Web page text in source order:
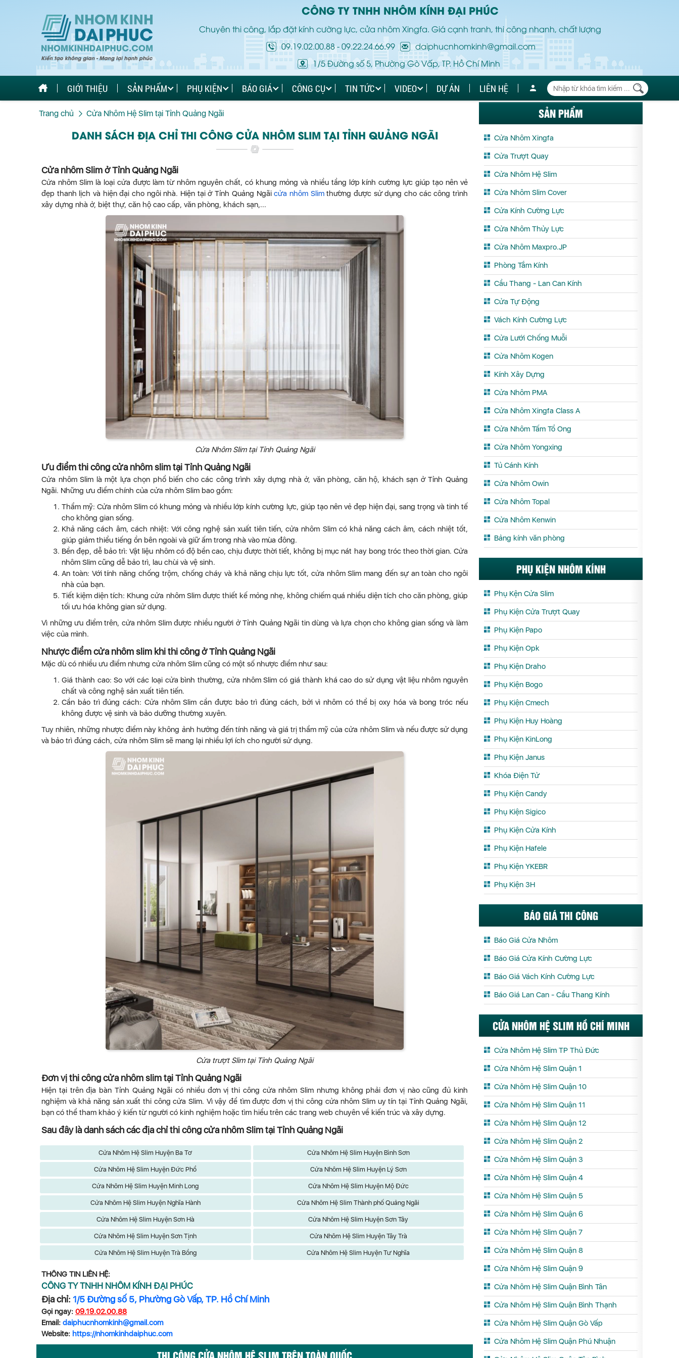
CÔNG TY TNHH NHÔM KÍNH ĐẠI PHÚC
Chuyên thi công, lắp đặt kính cường lực, cửa nhôm Xingfa. Giá cạnh tranh, thi công nhanh, chất lượng
09.19.02.00.88-09.22.24.66.99
daiphucnhomkinh@gmail.com
1/5 Đường số 5, Phường Gò Vấp, TP. Hồ Chí Minh
GIỚI THIỆU SẢN PHẨM PHỤ KIỆN BÁO GIÁ CÔNG CỤ TIN TỨC VIDEO DỰ ÁN LIÊN HỆ
Trang chủ Cửa Nhôm Hệ Slim tại Tỉnh Quảng Ngãi
DANH SÁCH ĐỊA CHỈ THI CÔNG CỬA NHÔM SLIM TẠI TỈNH QUẢNG NGÃI
Cửa nhôm Slim ở Tỉnh Quảng Ngãi
Cửa nhôm Slim là loại cửa được làm từ nhôm nguyên chất, có khung mỏng và nhiều tầng lớp kính cường lực giúp tạo nên vẻ
đẹp thanh lịch và hiện đại cho ngôi nhà. Hiện tại ở Tỉnh Quảng Ngãicửa nhôm Slimthường được sử dụng cho các công trình
xây dựng nhà ở, biệt thự, căn hộ cao cấp, văn phòng, khách sạn,...
Cửa Nhôm Slim tại Tỉnh Quảng Ngãi
Ưu điểm thi công cửa nhôm slim tại Tỉnh Quảng Ngãi
Cửa nhôm Slim là một lựa chọn phổ biến cho các công trình xây dựng nhà ở, văn phòng, căn hộ, khách sạn ở Tỉnh Quảng
Ngãi. Những ưu điểm chính của cửa nhôm Slim bao gồm:
Thẩm mỹ: Cửa nhôm Slim có khung mỏng và nhiều lớp kính cường lực, giúp tạo nên vẻ đẹp hiện đại, sang trọng và tinh tế
cho không gian sống.
Khả năng cách âm, cách nhiệt: Với công nghệ sản xuất tiên tiến, cửa nhôm Slim có khả năng cách âm, cách nhiệt tốt,
giúp giảm thiểu tiếng ồn bên ngoài và giữ ấm trong nhà vào mùa đông.
Bền đẹp, dễ bảo trì: Vật liệu nhôm có độ bền cao, chịu được thời tiết, không bị mục nát hay bong tróc theo thời gian. Cửa
nhôm Slim cũng dễ bảo trì, lau chùi và vệ sinh.
An toàn: Với tính năng chống trộm, chống cháy và khả năng chịu lực tốt, cửa nhôm Slim mang đến sự an toàn cho ngôi
nhà của bạn.
Tiết kiệm diện tích: Khung cửa nhôm Slim được thiết kế mỏng nhẹ, không chiếm quá nhiều diện tích cho căn phòng, giúp
tối ưu hóa không gian sử dụng.
Vì những ưu điểm trên, cửa nhôm Slim được nhiều người ở Tỉnh Quảng Ngãi tin dùng và lựa chọn cho không gian sống và làm
việc của mình.
Nhược điểm cửa nhôm slim khi thi công ở Tỉnh Quảng Ngãi
Mặc dù có nhiều ưu điểm nhưng cửa nhôm Slim cũng có một số nhược điểm như sau:
Giá thành cao: So với các loại cửa bình thường, cửa nhôm Slim có giá thành khá cao do sử dụng vật liệu nhôm nguyên
chất và công nghệ sản xuất tiên tiến.
Cần bảo trì đúng cách: Cửa nhôm Slim cần được bảo trì đúng cách, bởi vì nhôm có thể bị oxy hóa và bong tróc nếu
không được vệ sinh và bảo dưỡng thường xuyên.
Tuy nhiên, những nhược điểm này không ảnh hưởng đến tính năng và giá trị thẩm mỹ của cửa nhôm Slim và nếu được sử dụng
và bảo trì đúng cách, cửa nhôm Slim sẽ mang lại nhiều lợi ích cho người sử dụng.
Cửa trượt Slim tại Tỉnh Quảng Ngãi
Đơn vị thi công cửa nhôm slim tại Tỉnh Quảng Ngãi
Hiện tại trên địa bàn Tỉnh Quảng Ngãi có nhiều đơn vị thi công cửa nhôm Slim nhưng không phải đơn vị nào cũng đủ kinh
nghiệm và khả năng sản xuất thi công cửa Slim. Vì vậy để tìm được đơn vị thi công cửa nhôm Slim uy tín tại Tỉnh Quảng Ngãi,
bạn có thể tham khảo ý kiến từ người có kinh nghiệm hoặc tìm hiểu trên các trang web chuyên về kiến trúc và xây dựng.
Sau đây là danh sách các địa chỉ thi công cửa nhôm Slim tại Tỉnh Quảng Ngãi
Cửa Nhôm Hệ Slim Huyện Ba Tơ Cửa Nhôm Hệ Slim Huyện Bình Sơn
Cửa Nhôm Hệ Slim Huyện Đức Phổ Cửa Nhôm Hệ Slim Huyện Lý Sơn
Cửa Nhôm Hệ Slim Huyện Minh Long Cửa Nhôm Hệ Slim Huyện Mộ Đức
Cửa Nhôm Hệ Slim Huyện Nghĩa Hành Cửa Nhôm Hệ Slim Thành phố Quảng Ngãi
Cửa Nhôm Hệ Slim Huyện Sơn Hà Cửa Nhôm Hệ Slim Huyện Sơn Tây
Cửa Nhôm Hệ Slim Huyện Sơn Tịnh Cửa Nhôm Hệ Slim Huyện Tây Trà
Cửa Nhôm Hệ Slim Huyện Trà Bồng Cửa Nhôm Hệ Slim Huyện Tư Nghĩa
THÔNG TIN LIÊN HỆ:
CÔNG TY TNHH NHÔM KÍNH ĐẠI PHÚC
Địa chỉ: 1/5 Đường số 5, Phường Gò Vấp, TP. Hồ Chí Minh
Gọi ngay: 09.19.02.00.88
Email: daiphucnhomkinh@gmail.com
Website: https://nhomkinhdaiphuc.com
SẢN PHẨM
Cửa Nhôm Xingfa
Cửa Trượt Quay
Cửa Nhôm Hệ Slim
Cửa Nhôm Slim Cover
Cửa Kính Cường Lực
Cửa Nhôm Thủy Lực
Cửa Nhôm Maxpro.JP
Phòng Tắm Kính
Cầu Thang - Lan Can Kính
Cửa Tự Động
Vách Kính Cường Lực
Cửa Lưới Chống Muỗi
Cửa Nhôm Kogen
Kính Xây Dựng
Cửa Nhôm PMA
Cửa Nhôm Xingfa Class A
Cửa Nhôm Tấm Tổ Ong
Cửa Nhôm Yongxing
Tủ Cánh Kính
Cửa Nhôm Owin
Cửa Nhôm Topal
Cửa Nhôm Kenwin
Bảng kính văn phòng
PHỤ KIỆN NHÔM KÍNH
Phụ Kện Cửa Slim
Phụ Kiện Cửa Trượt Quay
Phụ Kiện Papo
Phụ Kiện Opk
Phụ Kiện Draho
Phụ Kiện Bogo
Phụ Kiện Cmech
Phụ Kiện Huy Hoàng
Phụ Kiện KinLong
Phụ Kiện Janus
Khóa Điện Tử
Phụ Kiện Candy
Phụ Kiện Sigico
Phụ Kiện Cửa Kính
Phụ Kiện Hafele
Phụ Kiện YKEBR
Phụ Kiện 3H
BÁO GIÁ THI CÔNG
Báo Giá Cửa Nhôm
Báo Giá Cửa Kính Cường Lực
Báo Giá Vách Kính Cường Lực
Báo Giá Lan Can - Cầu Thang Kính
CỬA NHÔM HỆ SLIM HỒ CHÍ MINH
Cửa Nhôm Hệ Slim TP Thủ Đức
Cửa Nhôm Hệ Slim Quận 1
Cửa Nhôm Hệ Slim Quận 10
Cửa Nhôm Hệ Slim Quận 11
Cửa Nhôm Hệ Slim Quận 12
Cửa Nhôm Hệ Slim Quận 2
Cửa Nhôm Hệ Slim Quận 3
Cửa Nhôm Hệ Slim Quận 4
Cửa Nhôm Hệ Slim Quận 5
Cửa Nhôm Hệ Slim Quận 6
Cửa Nhôm Hệ Slim Quận 7
Cửa Nhôm Hệ Slim Quận 8
Cửa Nhôm Hệ Slim Quận 9
Cửa Nhôm Hệ Slim Quận Bình Tân
Cửa Nhôm Hệ Slim Quận Bình Thạnh
Cửa Nhôm Hệ Slim Quận Gò Vấp
Cửa Nhôm Hệ Slim Quận Phú Nhuận